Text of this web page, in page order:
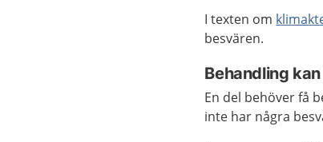
I texten om
besvären.
Behandling
En del behöver få
inte har några